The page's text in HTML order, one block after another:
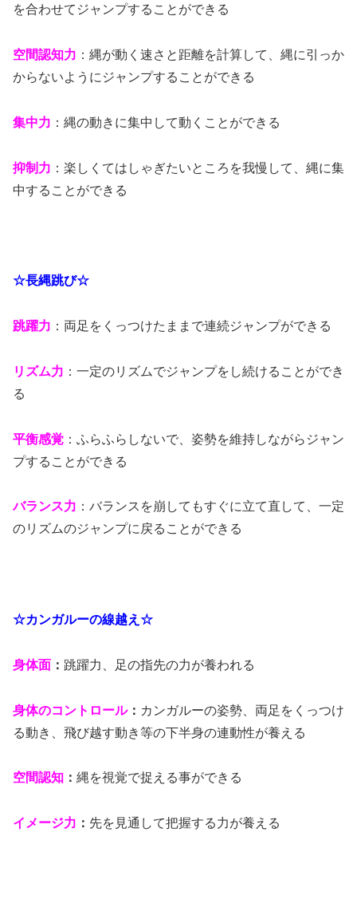
を合わせてジャンプすることができる
空間認知力 ：縄が動く速さと距離を計算して、縄に引っか
からないようにジャンプすることができる
集中力 ：縄の動きに集中して動くことができる
抑制力 ：楽しくてはしゃぎたいところを我慢して、縄に集
中することができる
☆長縄跳び☆
跳躍力 ：両足をくっつけたままで連続ジャンプができる
リズム力 ：一定のリズムでジャンプをし続けることができ
る
平衡感覚 ：ふらふらしないで、姿勢を維持しながらジャン
プすることができる
バランス力 ：バランスを崩してもすぐに立て直して、一定
のリズムのジャンプに戻ることができる
☆カンガルーの線越え☆
身体面 ： 跳躍力、足の指先の力が養われる
身体のコントロール： カンガルーの姿勢、両足をくっつけ
る動き、飛び越す動き等の下半身の連動性が養える
空間認知 ： 縄を視覚で捉える事ができる
イメージ力 ： 先を見通して把握する力が養える